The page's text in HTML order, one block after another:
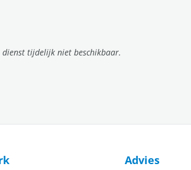
dienst tijdelijk niet beschikbaar.
Advies